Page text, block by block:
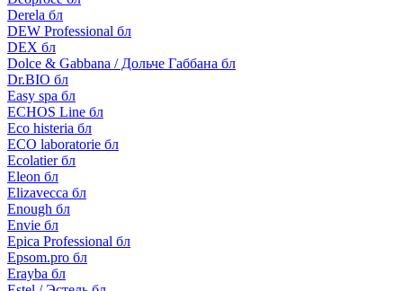
Derela бл
DEW Professional бл
DEX бл
Dolce & Gabbana / Дольче Габбана бл
Dr.BIO бл
Easy spa бл
ECHOS Line бл
Eco histeria бл
ECO laboratorie бл
Ecolatier бл
Eleon бл
Elizavecca бл
Enough бл
Envie бл
Epica Professional бл
Epsom.pro бл
Erayba бл